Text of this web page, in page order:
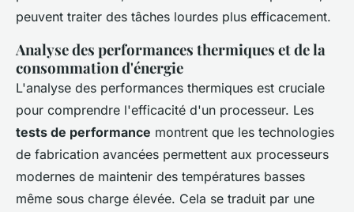
peuvent traiter des tâches lourdes plus efficacement.
Analyse des performances thermiques et de la
consommation d'énergie
L'analyse des performances thermiques est cruciale
pour comprendre l'efficacité d'un processeur. Les
tests de performance montrent que les technologies
de fabrication avancées permettent aux processeurs
modernes de maintenir des températures basses
même sous charge élevée. Cela se traduit par une